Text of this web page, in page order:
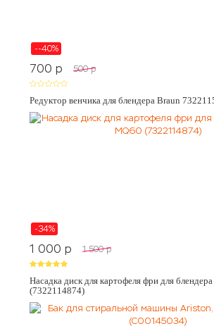
--40%
700 p 500 p
Редуктор венчика для блендера Braun
-34%
1 000 p 1 500 p
Насадка диск для картофеля фри для
(7322114874)